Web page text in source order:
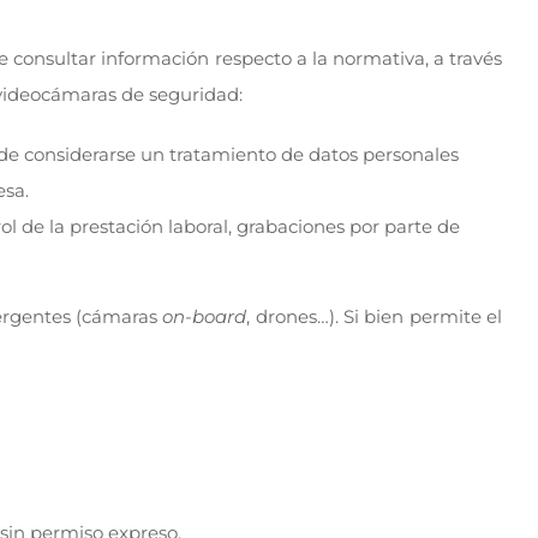
información respecto a la normativa, a través
de seguridad:
considerarse un tratamiento de datos personales
de la prestación laboral, grabaciones por parte de
(cámarason-board, drones…). Si bien permite el
permiso expreso.